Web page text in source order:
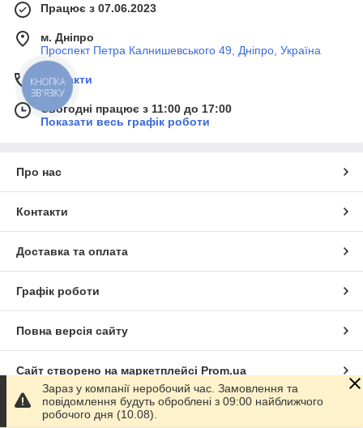
Працює з 07.06.2023
м. Дніпро
Проспект Петра Калнишевського 49, Дніпро, Україна
Контакти
Сьогодні працює з 11:00 до 17:00
Показати весь графік роботи
Про нас
Контакти
Доставка та оплата
Графік роботи
Повна версія сайту
Сайт створено на маркетплейсі Prom.ua
Політика конфіденційності
Зараз у компанії неробочий час. Замовлення та
повідомлення будуть оброблені з 09:00 найближчого
робочого дня (10.08).
КНОПКА
ЗВ'ЯЗКУ